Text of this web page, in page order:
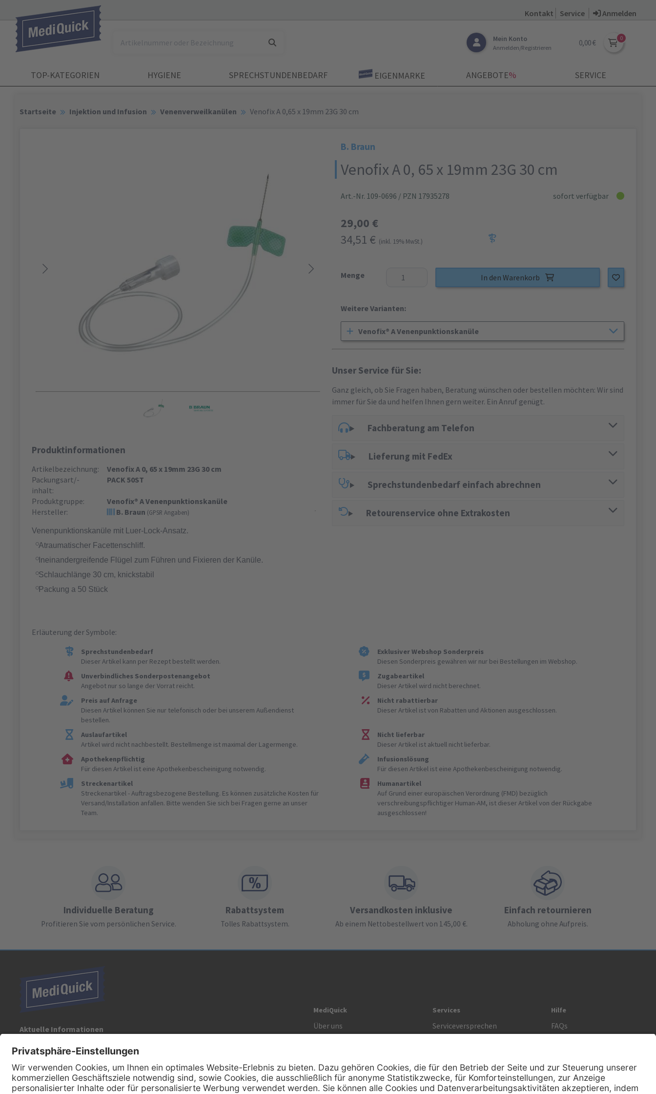
Kontakt Service Anmelden
Mein Konto
Anmelden/Registrieren
0,00 €
TOP-KATEGORIEN HYGIENE SPRECHSTUNDENBEDARF EIGENMARKE ANGEBOTE­% SERVICE
Startseite Injektion und Infusion Venenverweilkanülen Venofix A 0,65 x 19mm 23G 30 cm
Produktinformationen
Artikelbezeichnung:
Venofix A 0, 65 x 19mm 23G 30 cm
Packungsart/-
inhalt:
PACK 50ST
Produktgruppe:
Venofix® A Venenpunktionskanüle
Hersteller:
B. Braun (GPSR Angaben)
Venenpunktionskanüle mit Luer-Lock-Ansatz.
Atraumatischer Facettenschliff.
Ineinandergreifende Flügel zum Führen und Fixieren der Kanüle.
Schlauchlänge 30 cm, knickstabil
Packung a 50 Stück
B. Braun
Venofix A 0, 65 x 19mm 23G 30 cm
Art.-Nr. 109-0696 / PZN 17935278 sofort verfügbar
29,00 €
34,51 € (inkl. 19% MwSt.)
Menge In den Warenkorb
Weitere Varianten:
Venofix® A Venenpunktionskanüle
Unser Service für Sie:
Ganz gleich, ob Sie Fragen haben, Beratung wünschen oder bestellen möchten: Wir sind
immer für Sie da und helfen Ihnen gern weiter. Ein Anruf genügt.
Fachberatung am Telefon
Lieferung mit FedEx
Sprechstundenbedarf einfach abrechnen
Retourenservice ohne Extrakosten
Erläuterung der Symbole:
Sprechstundenbedarf
Dieser Artikel kann per Rezept bestellt werden.
Exklusiver Webshop Sonderpreis
Diesen Sonderpreis gewähren wir nur bei Bestellungen im Webshop.
Unverbindliches Sonderpostenangebot
Angebot nur so lange der Vorrat reicht.
Zugabeartikel
Dieser Artikel wird nicht berechnet.
Preis auf Anfrage
Diesen Artikel können Sie nur telefonisch oder bei unserem Außendienst
bestellen.
Nicht rabattierbar
Dieser Artikel ist von Rabatten und Aktionen ausgeschlossen.
Auslaufartikel
Artikel wird nicht nachbestellt. Bestellmenge ist maximal der Lagermenge.
Nicht lieferbar
Dieser Artikel ist aktuell nicht lieferbar.
Apothekenpflichtig
Für diesen Artikel ist eine Apothekenbescheinigung notwendig.
Infusionslösung
Für diesen Artikel ist eine Apothekenbescheinigung notwendig.
Streckenartikel
Streckenartikel - Auftragsbezogene Bestellung. Es können zusätzliche Kosten für
Versand/Installation anfallen. Bitte wenden Sie sich bei Fragen gerne an unser
Team.
Humanartikel
Auf Grund einer europäischen Verordnung (FMD) bezüglich
verschreibungspflichtiger Human-AM, ist dieser Artikel von der Rückgabe
ausgeschlossen!
Individuelle Beratung
Profitieren Sie vom persönlichen Service.
Rabattsystem
Tolles Rabattsystem.
Versandkosten inklusive
Ab einem Nettobestellwert von 145,00 €.
Einfach retournieren
Abholung ohne Aufpreis.
Aktuelle Informationen
Kontakt
MediQuick
Über uns
Services
Serviceversprechen
Hilfe
FAQs
Zertifikat Rechtliches
AGB